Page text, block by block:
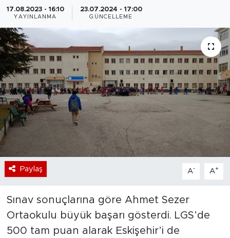
17.08.2023 - 16:10
YAYINLANMA
23.07.2024 - 17:00
GÜNCELLEME
Paylaş A- A+
Sınav sonuçlarına göre Ahmet Sezer
Ortaokulu büyük başarı gösterdi. LGS’de
500 tam puan alarak Eskişehir’i de
Bölge
Teknoloji
Magazin
Dünya